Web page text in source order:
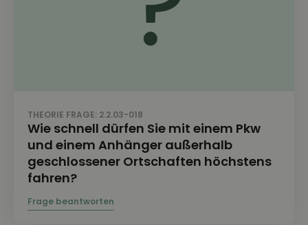
THEORIE FRAGE: 2.2.03-018
Wie schnell dürfen Sie mit einem Pkw
und einem Anhänger außerhalb
geschlossener Ortschaften höchstens
fahren?